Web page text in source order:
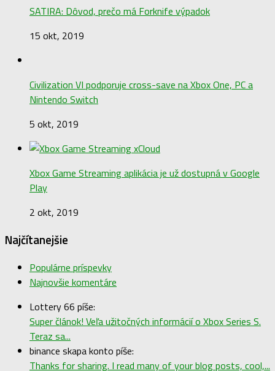
SATIRA: Dôvod, prečo má Forknife výpadok
15 okt, 2019
Civilization VI podporuje cross-save na Xbox One, PC a
Nintendo Switch
5 okt, 2019
Xbox Game Streaming aplikácia je už dostupná v Google
Play
2 okt, 2019
Najčítanejšie
Populárne príspevky
Najnovšie komentáre
Lottery 66 píše:
Super článok! Veľa užitočných informácií o Xbox Series S.
Teraz sa...
binance skapa konto píše:
Thanks for sharing. I read many of your blog posts, cool,...